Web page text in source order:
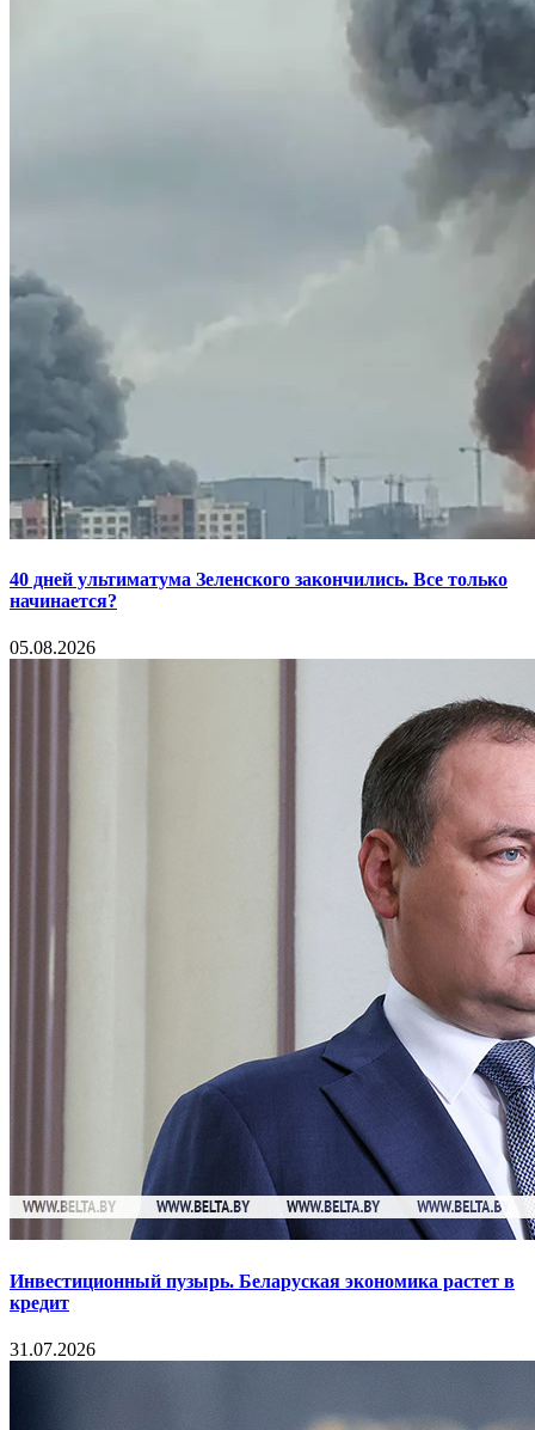
40 дней ультиматума Зеленского закончились. Все только
начинается?
05.08.2026
Инвестиционный пузырь. Беларуская экономика растет в
кредит
31.07.2026